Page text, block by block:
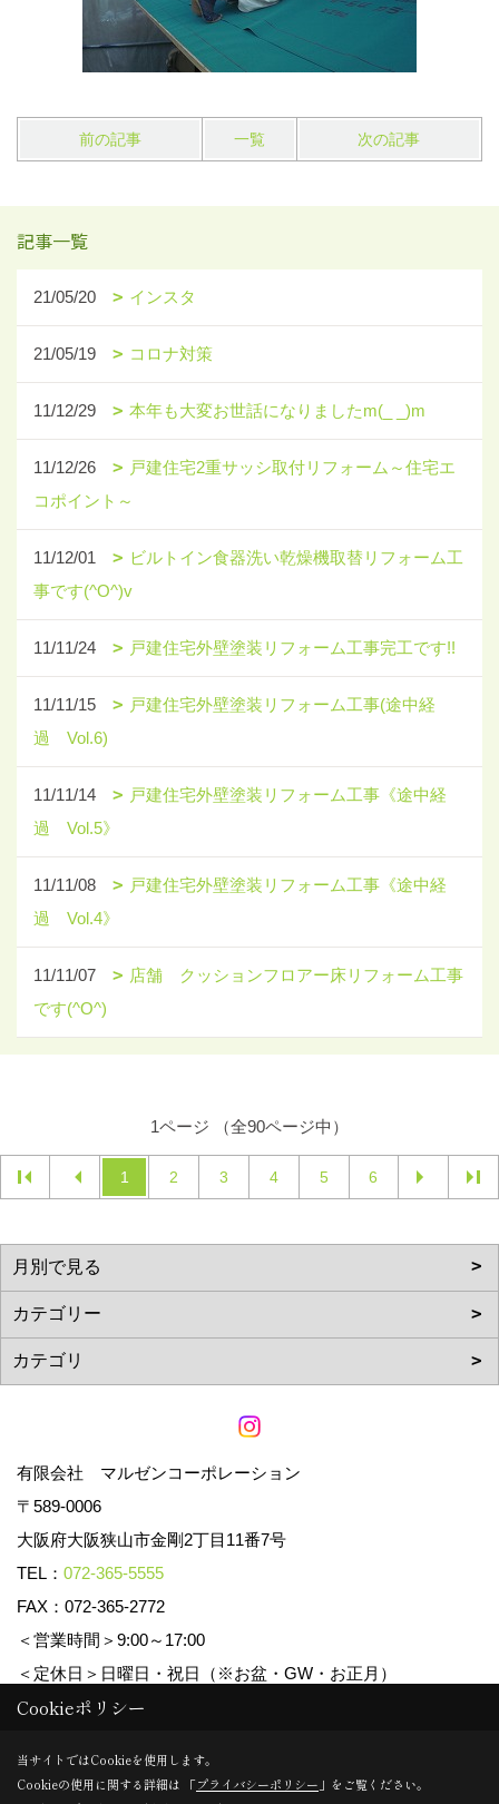
前の記事 一覧 次の記事
記事一覧
21/05/20 インスタ
21/05/19 コロナ対策
11/12/29 本年も大変お世話になりましたm(_ _)m
11/12/26
戸建住宅2重サッシ取付リフォーム～住宅エ
コポイント～
11/12/01
ビルトイン食器洗い乾燥機取替リフォーム工
事です(^O^)v
11/11/24 戸建住宅外壁塗装リフォーム工事完工です!!
11/11/15
戸建住宅外壁塗装リフォーム工事(途中経
過 Vol.6)
11/11/14
戸建住宅外壁塗装リフォーム工事《途中経
過 Vol.5》
11/11/08
戸建住宅外壁塗装リフォーム工事《途中経
過 Vol.4》
11/11/07
店舗 クッションフロアー床リフォーム工事
です(^O^)
1ページ （全90ページ中）
1 2 3 4 5 6
有限会社 マルゼンコーポレーション
〒589-0006
大阪府大阪狭山市金剛2丁目11番7号
TEL： 072-365-5555
FAX：072-365-2772
＜営業時間＞9:00～17:00
＜定休日＞日曜日・祝日（※お盆・GW・お正月）
Copyright (c) マルゼンコーポレーション. All Rights Reserved.
Produced byゴデスクリエイト
Cookieポリシー
当サイトではCookieを使用します。
Cookieの使用に関する詳細は 「プライバシーポリシー 」をご覧ください。